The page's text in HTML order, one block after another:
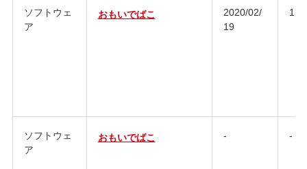
ソフトウェ
ア
おもいでばこ
2020/02/
19
ソフトウェ
ア
おもいでばこ - -